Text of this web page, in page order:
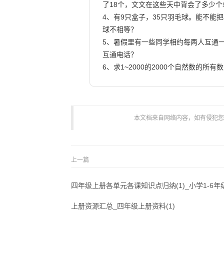
了18个，文文在这些天中背会了多少
4、有9只盒子，35只羽毛球。能不能
球不相等？
5、暑假里有一些同学相约每两人互通
互通电话？
本文档来自网络内容，如有侵犯
上一篇
四年级上册各单元各课知识点归纳(1)_小学1-6年
上册资源汇总_四年级上册资料(1)